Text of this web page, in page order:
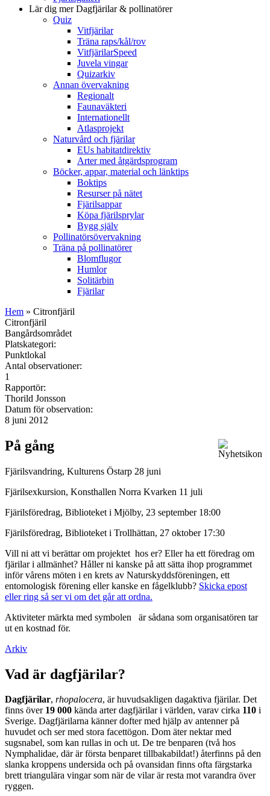
Lär dig merDagfjärilar & pollinatörer
Quiz
Vitfjärilar
Träna raps/kål/rov
VitfjärilarSpeed
Juvela vingar
Quizarkiv
Annan övervakning
Regionalt
Faunaväkteri
Internationellt
Atlasprojekt
Naturvård och fjärilar
EUs habitatdirektiv
Arter med åtgärdsprogram
Böcker, appar, material och länktips
Boktips
Resurser på nätet
Fjärilsappar
Köpa fjärilsprylar
Bygg själv
Pollinatörsövervakning
Träna på pollinatörer
Blomflugor
Humlor
Solitärbin
Fjärilar
Hem » Citronfjäril
Citronfjäril
Bangårdsområdet
Platskategori:
Punktlokal
Antal observationer:
1
Rapportör:
Thorild Jonsson
Datum för observation:
8 juni 2012
På gång
Fjärilsvandring, Kulturens Östarp 28 juni
Fjärilsexkursion, Konsthallen Norra Kvarken 11 juli
Fjärilsföredrag, Biblioteket i Mjölby, 23 september 18:00
Fjärilsföredrag, Biblioteket i Trollhättan, 27 oktober 17:30
Vill ni att vi berättar om projektet hos er? Eller ha ett föredrag om
fjärilar i allmänhet? Håller ni kanske på att sätta ihop programmet
inför vårens möten i en krets av Naturskyddsföreningen, ett
entomologisk förening eller kanske en fågelklubb? Skicka epost
eller ring så ser vi om det går att ordna.
Aktiviteter märkta med symbolen
är sådana som organisatören tar
ut en kostnad för.
Arkiv
Vad är dagfjärilar?
Dagfjärilar, rhopalocera, är huvudsakligen dagaktiva fjärilar. Det
finns över 19 000 kända arter dagfjärilar i världen, varav cirka 110 i
Sverige. Dagfjärilarna känner dofter med hjälp av antenner på
huvudet och ser med stora facettögon. Dom äter nektar med
sugsnabel, som kan rullas in och ut. De tre benparen (två hos
Nymphalidae, där är första benparet tillbakabildat!) återfinns på den
slanka kroppens undersida och på ovansidan finns ofta färgstarka
brett triangulära vingar som när de vilar är resta mot varandra över
ryggen.